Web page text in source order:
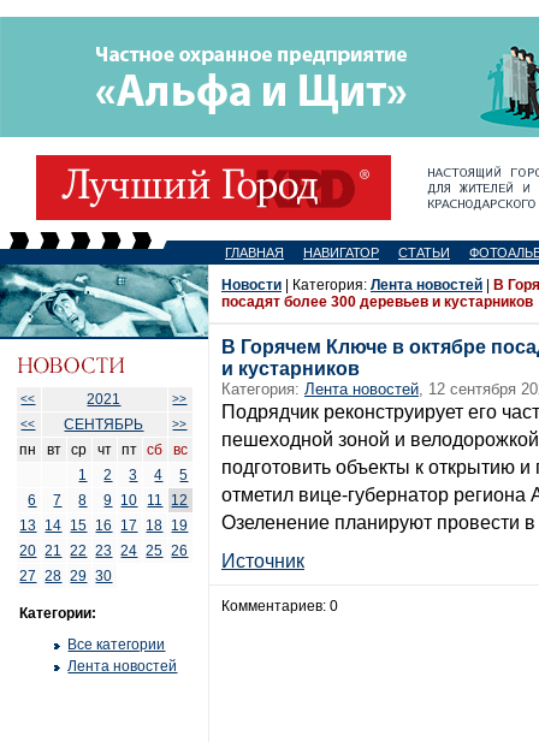
ГЛАВНАЯ НАВИГАТОР СТАТЬИ
<< 2021
>>
<<
СЕНТЯБРЬ >>
пн вт ср чт пт сб
вс
1
2 3 4
5
6
7 8 9 10 11
12
13 14 15 16 17 18 19
20 21 22 23 24 25 26
27
28 29 30
Категории:
Все категории
Лента новостей
Новости | Категория: Лента новостей
В
посадят более 300 деревьев и кустарников
В Горячем Ключе в октябре
и кустарников
Категория: Лента новостей, 12 сентября
Подрядчик реконструирует его
пешеходной зоной и
подготовить объекты к открытию
отметил вице-губернатор региона
Озеленение планируют провести в
Источник
Комментариев: 0